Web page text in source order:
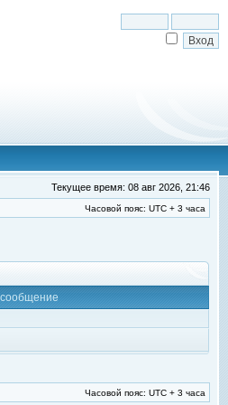
Текущее время: 08 авг 2026, 21:46
Часовой пояс: UTC + 3 часа
Часовой пояс: UTC + 3 часа